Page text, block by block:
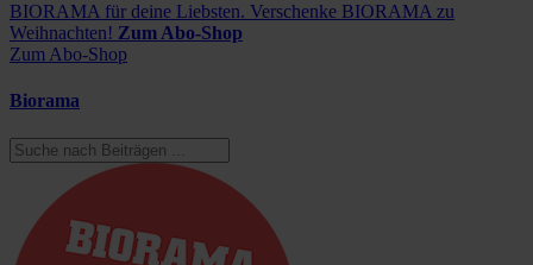
BIORAMA für deine Liebsten. Verschenke BIORAMA zu
Weihnachten! Zum Abo-Shop
Zum Abo-Shop
Biorama